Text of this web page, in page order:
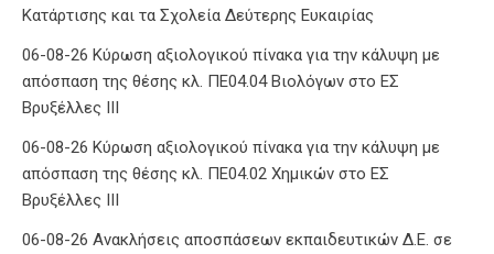
Κατάρτισης και τα Σχολεία Δεύτερης Ευκαιρίας
06-08-26 Κύρωση αξιολογικού πίνακα για την κάλυψη με
απόσπαση της θέσης κλ. ΠΕ04.04 Βιολόγων στο ΕΣ
Βρυξέλλες ΙΙΙ
06-08-26 Κύρωση αξιολογικού πίνακα για την κάλυψη με
απόσπαση της θέσης κλ. ΠΕ04.02 Χημικών στο ΕΣ
Βρυξέλλες ΙΙΙ
06-08-26 Ανακλήσεις αποσπάσεων εκπαιδευτικών Δ.Ε. σε